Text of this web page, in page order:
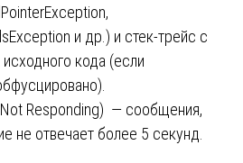
и др.) и стек-трейс с
кода (если
Responding) — сообщения,
не отвечает более 5 секунд.